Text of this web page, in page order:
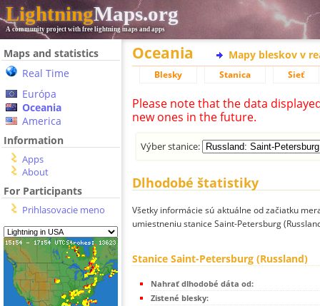
LightningMaps.org
A community project with free lightning maps and apps
Maps and statistics
Real Time
Európa
Oceania
America
Information
Apps
About
For Participants
Prihlasovacie meno
Oceania Mapy bleskov v
Blesky Stanica Sieť
Please note that the data
new ones in the future.
Výber stanice:
Dlhodobé štatistiky
Všetky informácie sú aktuálne od začiatku
umiestneniu stanice Saint-Petersburg
Stanice Saint-Petersburg (Russland)
Nahrať dlhodobé dáta od:
Zistené blesky: